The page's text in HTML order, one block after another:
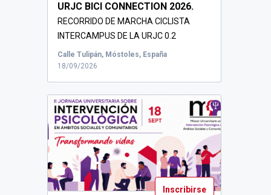
URJC BICI CONNECTION 2026.
RECORRIDO DE MARCHA CICLISTA
INTERCAMPUS DE LA URJC 0.2
Créditos...
Calle Tulipán, Móstoles, España
18/09/2026
Inscribirse